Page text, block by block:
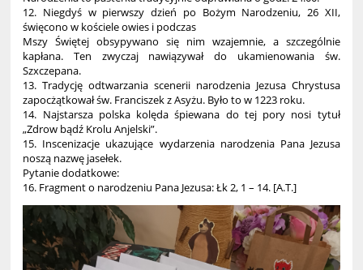
12. Niegdyś w pierwszy dzień po Bożym Narodzeniu, 26 XII,
święcono w kościele owies i podczas
Mszy Świętej obsypywano się nim wzajemnie, a szczególnie
kapłana. Ten zwyczaj nawiązywał do ukamienowania św.
Szxczepana.
13. Tradycję odtwarzania scenerii narodzenia Jezusa Chrystusa
zapocżątkował św. Franciszek z Asyżu. Było to w 1223 roku.
14. Najstarsza polska kolęda śpiewana do tej pory nosi tytuł
„Zdrow bądź Krolu Anjelski”.
15. Inscenizacje ukazujące wydarzenia narodzenia Pana Jezusa
noszą nazwę jasełek.
Pytanie dodatkowe:
16. Fragment o narodzeniu Pana Jezusa: Łk 2, 1 – 14. [A.T.]